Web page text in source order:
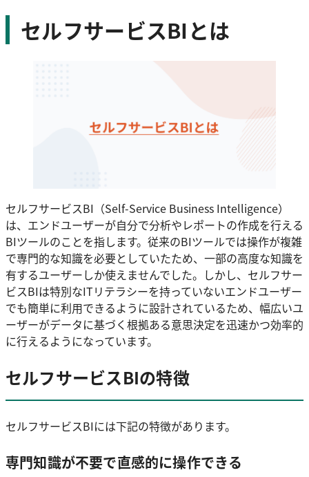
セルフサービスBIとは
セルフサービスBI（Self-Service Business Intelligence）
は、エンドユーザーが自分で分析やレポートの作成を行える
BIツールのことを指します。従来のBIツールでは操作が複雑
で専門的な知識を必要としていたため、一部の高度な知識を
有するユーザーしか使えませんでした。しかし、セルフサー
ビスBIは特別なITリテラシーを持っていないエンドユーザー
でも簡単に利用できるように設計されているため、幅広いユ
ーザーがデータに基づく根拠ある意思決定を迅速かつ効率的
に行えるようになっています。
セルフサービスBIの特徴
セルフサービスBIには下記の特徴があります。
専門知識が不要で直感的に操作できる